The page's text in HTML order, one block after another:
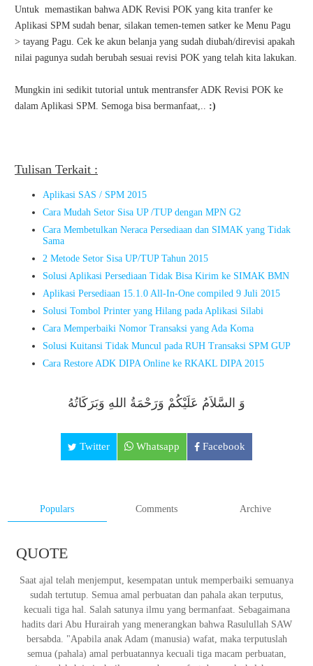
Untuk memastikan bahwa ADK Revisi POK yang kita tranfer ke
Aplikasi SPM sudah benar, silakan temen-temen satker ke Menu Pagu
> tayang Pagu. Cek ke akun belanja yang sudah diubah/direvisi apakah
nilai pagunya sudah berubah sesuai revisi POK yang telah kita lakukan.
Mungkin ini sedikit tutorial untuk mentransfer ADK Revisi POK ke
dalam Aplikasi SPM. Semoga bisa bermanfaat,.. :)
Tulisan Terkait :
Aplikasi SAS / SPM 2015
Cara Mudah Setor Sisa UP /TUP dengan MPN G2
Cara Membetulkan Neraca Persediaan dan SIMAK yang Tidak
Sama
2 Metode Setor Sisa UP/TUP Tahun 2015
Solusi Aplikasi Persediaan Tidak Bisa Kirim ke SIMAK BMN
Aplikasi Persediaan 15.1.0 All-In-One compiled 9 Juli 2015
Solusi Tombol Printer yang Hilang pada Aplikasi Silabi
Cara Memperbaiki Nomor Transaksi yang Ada Koma
Solusi Kuitansi Tidak Muncul pada RUH Transaksi SPM GUP
Cara Restore ADK DIPA Online ke RKAKL DIPA 2015
وَ السَّلاَمُ عَلَيْكُمْ وَرَحْمَةُ اللهِ وَبَرَكَاتُهُ
Twitter Whatsapp Facebook
Populars Comments Archive
QUOTE
Saat ajal telah menjemput, kesempatan untuk memperbaiki semuanya
sudah tertutup. Semua amal perbuatan dan pahala akan terputus,
kecuali tiga hal. Salah satunya ilmu yang bermanfaat. Sebagaimana
hadits dari Abu Hurairah yang menerangkan bahwa Rasulullah SAW
bersabda. "Apabila anak Adam (manusia) wafat, maka terputuslah
semua (pahala) amal perbuatannya kecuali tiga macam perbuatan,